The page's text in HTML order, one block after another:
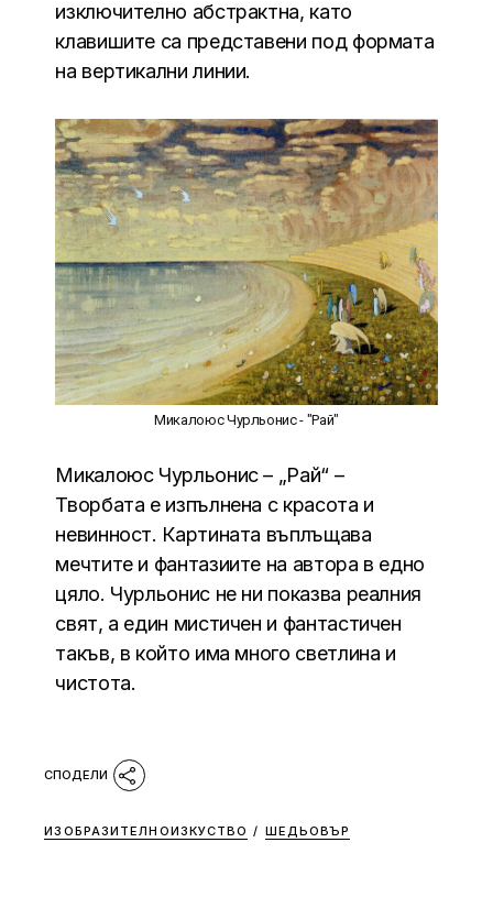
изключително абстрактна, като
клавишите са представени под формата
на вертикални линии.
Микалоюс Чурльонис - "Рай"
Микалоюс Чурльонис – „Рай“ –
Творбата е изпълнена с красота и
невинност. Картината въплъщава
мечтите и фантазиите на автора в едно
цяло. Чурльонис не ни показва реалния
свят, а един мистичен и фантастичен
такъв, в който има много светлина и
чистота.
ИЗОБРАЗИТЕЛНОИЗКУСТВО / ШЕДЬОВЪР